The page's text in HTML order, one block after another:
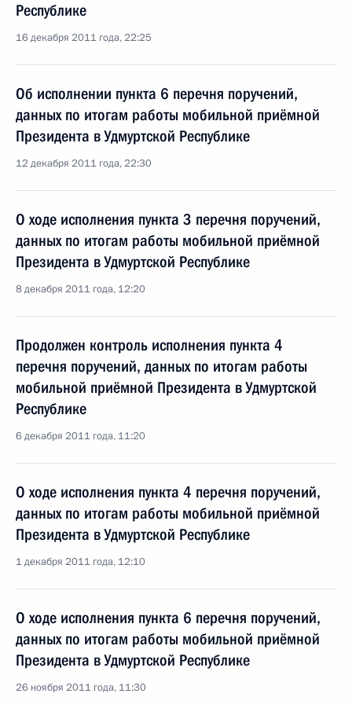
Республике
16 декабря 2011 года, 22:25
Об исполнении пункта 6 перечня поручений,
данных по итогам работы мобильной приёмной
Президента в Удмуртской Республике
12 декабря 2011 года, 22:30
О ходе исполнения пункта 3 перечня поручений,
данных по итогам работы мобильной приёмной
Президента в Удмуртской Республике
8 декабря 2011 года, 12:20
Продолжен контроль исполнения пункта 4
перечня поручений, данных по итогам работы
мобильной приёмной Президента в Удмуртской
Республике
6 декабря 2011 года, 11:20
О ходе исполнения пункта 4 перечня поручений,
данных по итогам работы мобильной приёмной
Президента в Удмуртской Республике
1 декабря 2011 года, 12:10
О ходе исполнения пункта 6 перечня поручений,
данных по итогам работы мобильной приёмной
Президента в Удмуртской Республике
26 ноября 2011 года, 11:30